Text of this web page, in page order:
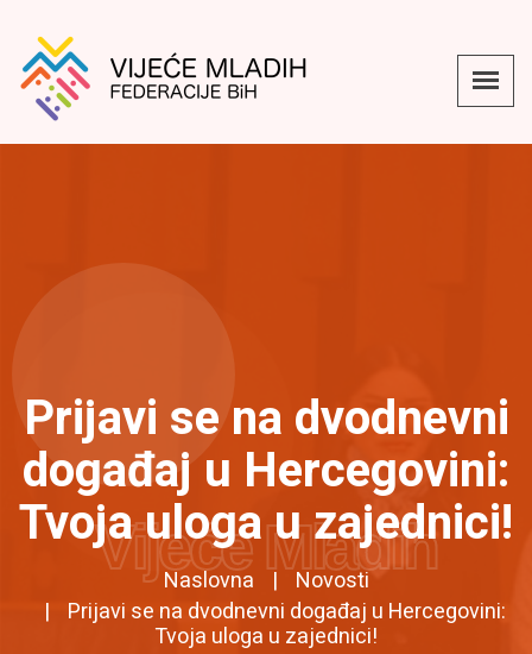
Prijavi se na dvodnevni
događaj u Hercegovini:
Tvoja uloga u zajednici!
Naslovna
Novosti
Prijavi se na dvodnevni događaj u Hercegovini:
Tvoja uloga u zajednici!
Vijeće Mladih